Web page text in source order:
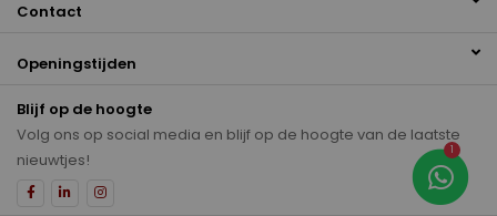
Contact
Openingstijden
Blijf op de hoogte
Volg ons op social media en blijf op de hoogte van de laatste
nieuwtjes!
1